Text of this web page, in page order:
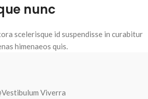
nunc
scelerisque id suspendisse in curabitur
himenaeos quis.
Viverra